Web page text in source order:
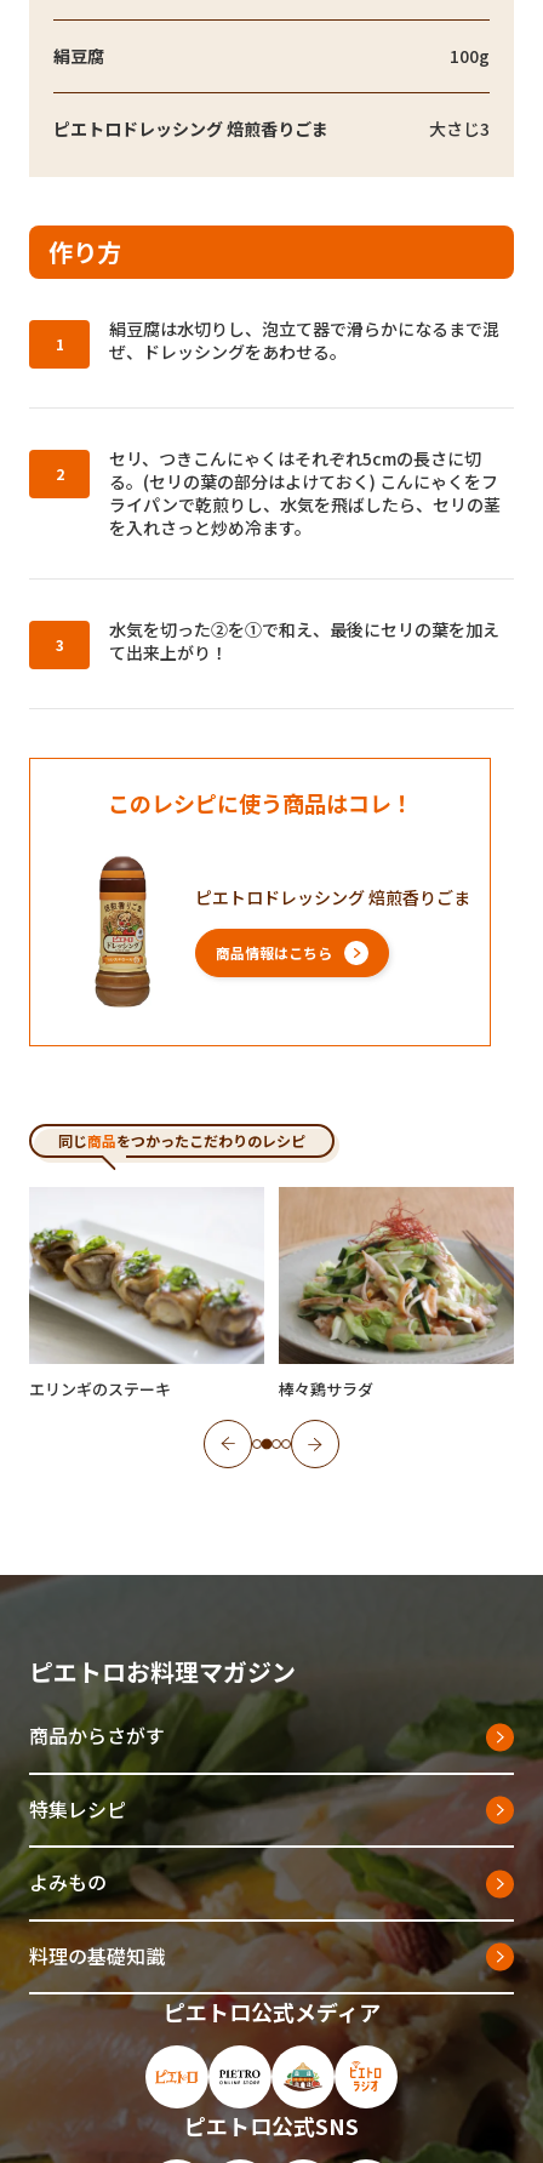
絹豆腐 100g
ピエトロドレッシング 焙煎香りごま 大さじ3
作り方
作り方1：
絹豆腐は水切りし、泡立て器で滑らかになるまで混
ぜ、ドレッシングをあわせる。
作り方2：
セリ、つきこんにゃくはそれぞれ5cmの長さに切
る。(セリの葉の部分はよけておく) こんにゃくをフ
ライパンで乾煎りし、水気を飛ばしたら、セリの茎
を入れさっと炒め冷ます。
作り方3：
水気を切った②を①で和え、最後にセリの葉を加え
て出来上がり！
このレシピに使う商品はコレ！
ピエトロドレッシング 焙煎香りごま
商品情報はこちら
同じ商品をつかったこだわりのレシピ
エリンギのステーキ 棒々鶏サラダ
ピエトロお料理マガジン
商品からさがす
特集レシピ
よみもの
料理の基礎知識
ピエトロ公式メディア
ピエトロ公式サイト（新しいウィンドウで
ピエトロオンラインストア（新しい
ピエトロホームタウン（新
ピエトロラジオ（新
ピエトロ公式SNS